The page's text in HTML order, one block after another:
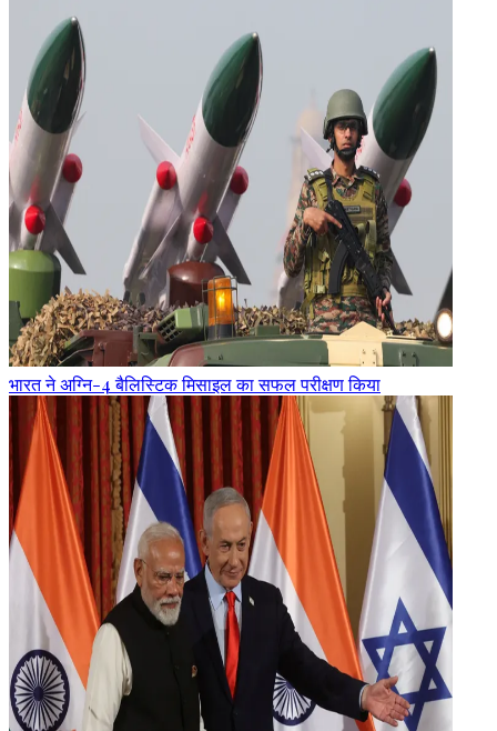
भारत ने अग्नि-4 बैलिस्टिक मिसाइल का सफल परीक्षण किया